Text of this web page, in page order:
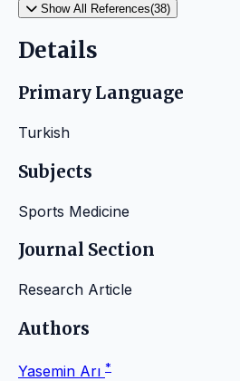
Show All References(38)
Details
Primary Language
Turkish
Subjects
Sports Medicine
Journal Section
Research Article
Authors
Yasemin Arı *